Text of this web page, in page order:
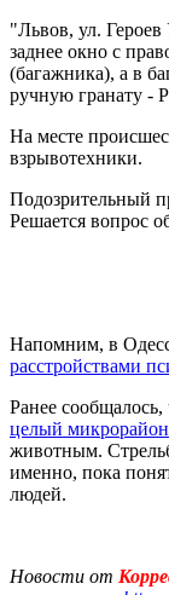
"Львов, ул.
заднее окно с
(багажника), а в
ручную гранату -
На месте
взрывотехники.
Подозрительный
Решается вопрос
Напомним, в
расстройствами
Ранее сообщалось,
целый микрорайон
животным.
именно, пока
людей.
Новости от